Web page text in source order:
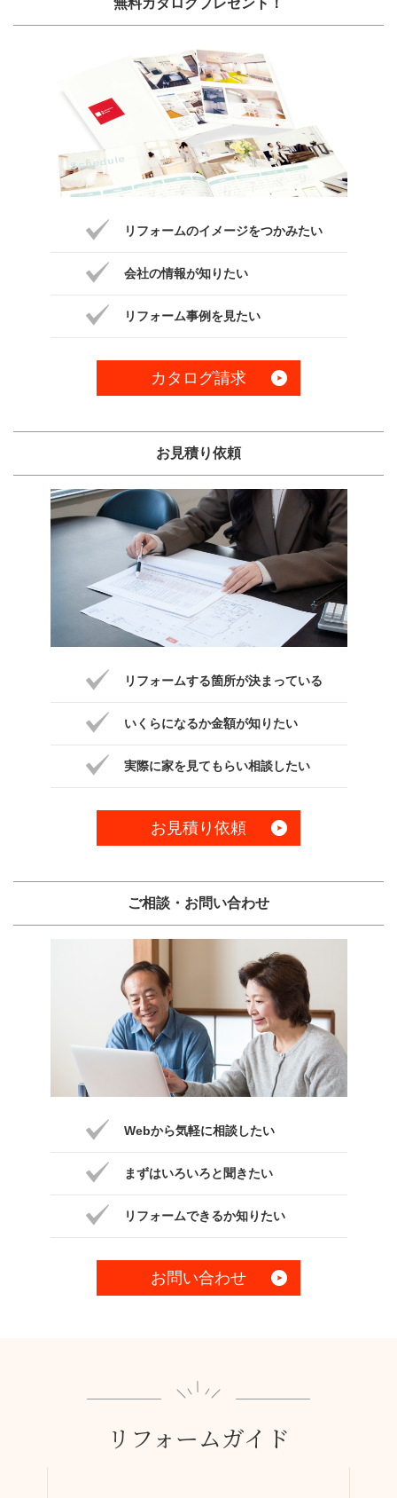
無料カタログプレゼント！
リフォームのイメージをつかみたい
会社の情報が知りたい
リフォーム事例を見たい
カタログ請求
お見積り依頼
リフォームする箇所が決まっている
いくらになるか金額が知りたい
実際に家を見てもらい相談したい
お見積り依頼
ご相談・お問い合わせ
Webから気軽に相談したい
まずはいろいろと聞きたい
リフォームできるか知りたい
お問い合わせ
リフォームガイド